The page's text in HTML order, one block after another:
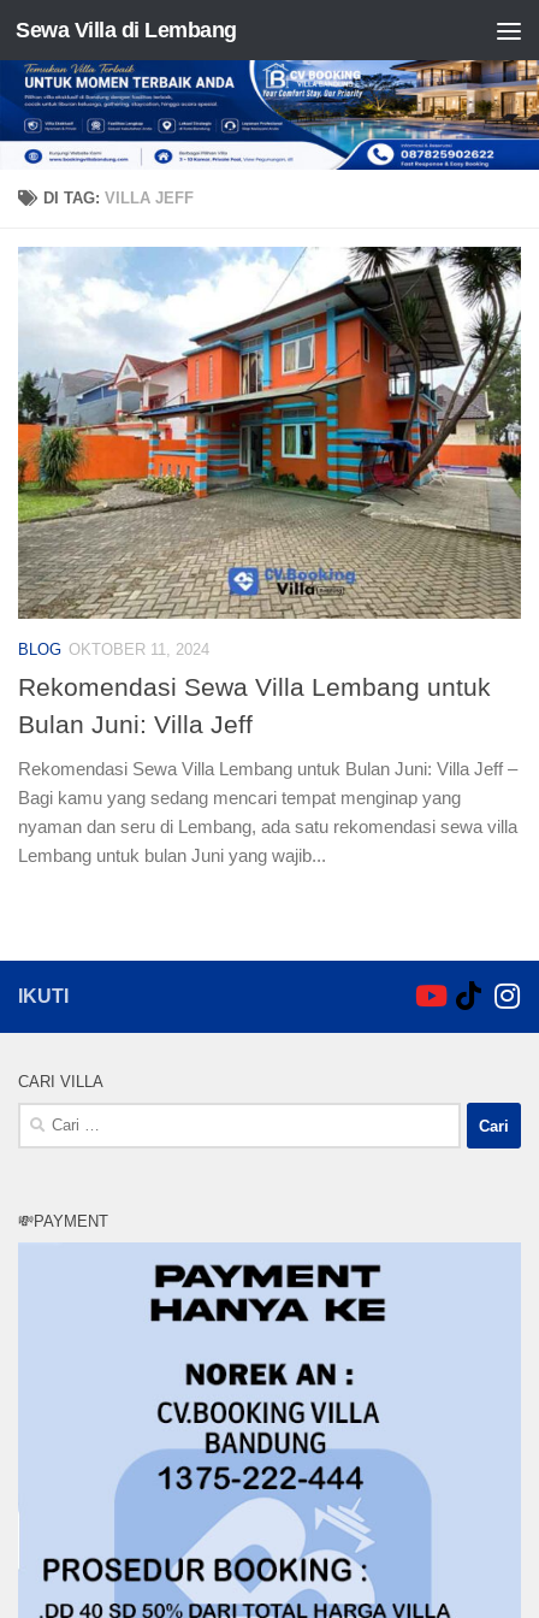
Skip to content
Sewa Villa di Lembang
DI TAG:VILLA JEFF
BLOG OKTOBER 11, 2024
Rekomendasi Sewa Villa Lembang untuk
Bulan Juni: Villa Jeff
Rekomendasi Sewa Villa Lembang untuk Bulan Juni: Villa Jeff –
Bagi kamu yang sedang mencari tempat menginap yang
nyaman dan seru di Lembang, ada satu rekomendasi sewa villa
Lembang untuk bulan Juni yang wajib...
IKUTI
CARI VILLA
Cari
untuk:
💸PAYMENT